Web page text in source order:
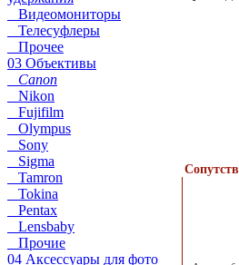
Видеомониторы
Телесуфлеры
Прочее
03 Объективы
Canon
Nikon
Fujifilm
Olympus
Sony
Sigma
Tamron
Tokina
Pentax
Lensbaby
Прочие
04 Аксессуары для фото